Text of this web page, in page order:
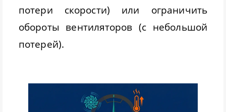
потери скорости) или ограничить
обороты вентиляторов (с небольшой
потерей).